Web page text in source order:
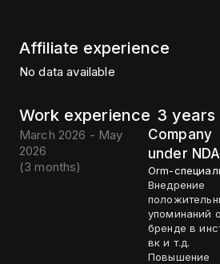
Affiliate experience
No data available
Work experience 3 years
March 2026 - May
2026
(3 months)
Company
under NDA
Orm-
Внедрение
упоминаний о
бренде в
вк и т.д.
Повышение